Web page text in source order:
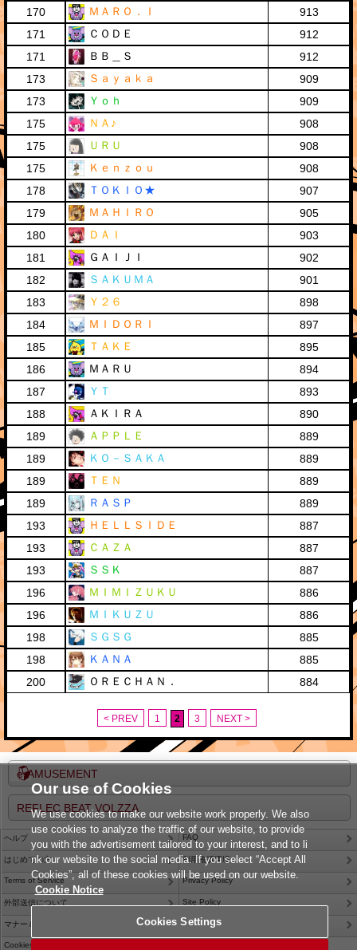
170
ＭＡＲＯ．Ｉ
913
171
ＣＯＤＥ
912
171
ＢＢ＿Ｓ
912
173
Ｓａｙａｋａ
909
173
Ｙｏｈ
909
175
ＮＡ♪
908
175
ＵＲＵ
908
175
Ｋｅｎｚｏｕ
908
178
ＴＯＫＩＯ★
907
179
ＭＡＨＩＲＯ
905
180
ＤＡＩ
903
181
ＧＡＩＪＩ
902
182
ＳＡＫＵＭＡ
901
183
Ｙ２６
898
184
ＭＩＤＯＲＩ
897
185
ＴＡＫＥ
895
186
ＭＡＲＵ
894
187
ＹＴ
893
188
ＡＫＩＲＡ
890
189
ＡＰＰＬＥ
889
189
ＫＯ－ＳＡＫＡ
889
189
ＴＥＮ
889
189
ＲＡＳＰ
889
193
ＨＥＬＬＳＩＤＥ
887
193
ＣＡＺＡ
887
193
ＳＳＫ
887
196
ＭＩＭＩＺＵＫＵ
886
196
ＭＩＫＵＺＵ
886
198
ＳＧＳＧ
885
198
ＫＡＮＡ
885
200
ＯＲＥＣＨＡＮ． 884
< PREV 1 2 3 NEXT >
e-AMUSEMENT
REFLEC BEAT VOLZZA
ヘルプ FAQ
はじめての方 利用推奨環境
Terms of Service Privacy Policy
外部送信について Site Policy
マナー＆ルール Contact Us
Cookies Settings
Our use of Cookies
We use cookies to make our website work properly. We also
use cookies to analyze the traffic of our website, to provide
you with the advertisement tailored to your interest, and to li
nk our website to the social media. If you select “Accept All
Cookies”, all of these cookies will be used on our website.
Cookie Notice
Cookies Settings